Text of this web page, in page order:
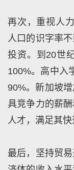
再次，重视人
人口的识字率
投资。到20世
100%。高中入
90%。新加坡
具竞争力的薪
人才，满足其快
最后，坚持贸